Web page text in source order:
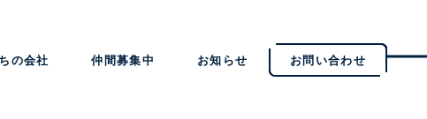
の会社 仲間募集中 お知らせ お問い合わせ